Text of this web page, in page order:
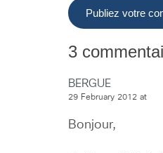
3
BERGUE
29 February 2012 at
Bonjour,